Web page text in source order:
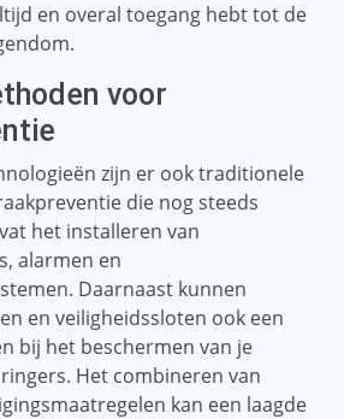
en overal toegang hebt tot de
voor
zijn er ook traditionele
die nog steeds
het installeren van
alarmen en
Daarnaast kunnen
en veiligheidssloten ook een
bij het beschermen van je
Het combineren van
kan een laagde